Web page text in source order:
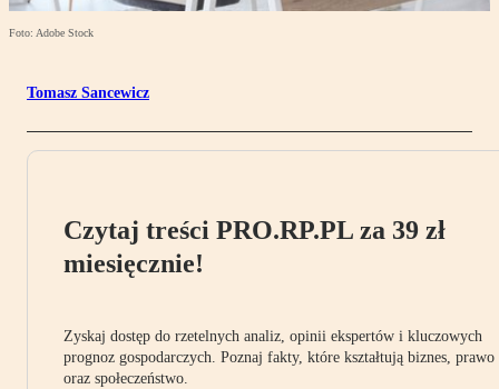
Foto: Adobe Stock
Tomasz Sancewicz
Czytaj treści PRO.RP.PL za 39 zł
miesięcznie!
Zyskaj dostęp do rzetelnych analiz, opinii ekspertów i kluczowych
prognoz gospodarczych. Poznaj fakty, które kształtują biznes, prawo
oraz społeczeństwo.